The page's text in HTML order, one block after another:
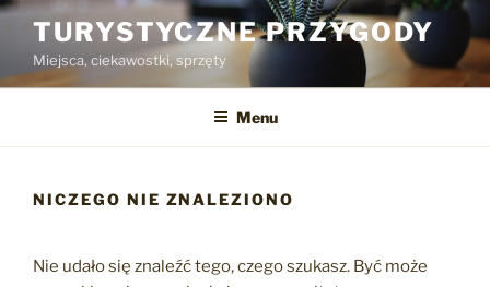
Przejdź
treści
TURYSTYCZNE PRZYGODY
Miejsca, ciekawostki, sprzęty
Menu
NICZEGO NIE ZNALEZIONO
Nie udało się znaleźć tego, czego szukasz. Być może